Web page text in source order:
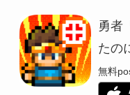
勇者
たの
無料